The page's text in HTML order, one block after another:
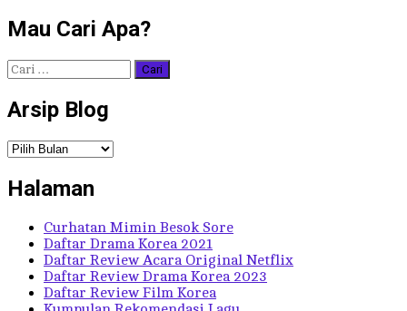
Mau Cari Apa?
Cari
untuk:
Arsip Blog
Arsip
Halaman
Curhatan Mimin Besok Sore
Daftar Drama Korea 2021
Daftar Review Acara Original Netflix
Daftar Review Drama Korea 2023
Daftar Review Film Korea